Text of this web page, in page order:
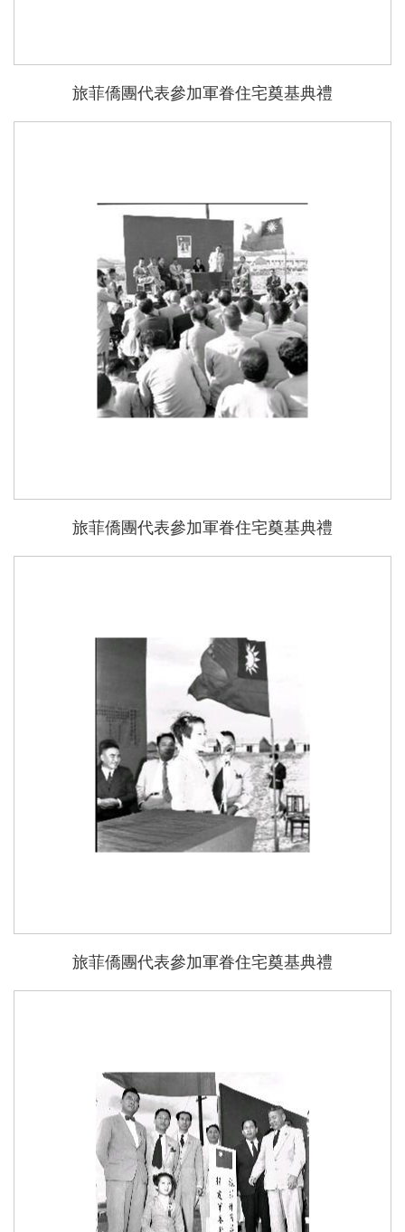
旅菲僑團代表參加軍眷住宅奠基典禮
旅菲僑團代表參加軍眷住宅奠基典禮
旅菲僑團代表參加軍眷住宅奠基典禮